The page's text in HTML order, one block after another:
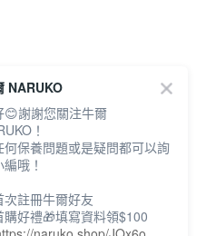
NARUKO
😊謝謝您關注牛爾
！
何保養問題或是疑問都可以詢
哦！
次註冊牛爾好友
購好禮🎁填寫資料領$100